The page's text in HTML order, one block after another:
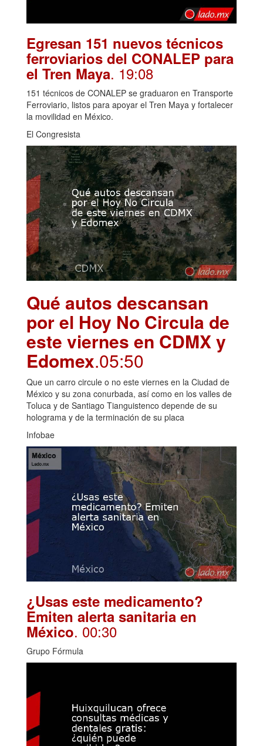
Egresan 151 nuevos técnicos
ferroviarios del CONALEP para
el Tren Maya. 19:08
151 técnicos de CONALEP se graduaron en Transporte
Ferroviario, listos para apoyar el Tren Maya y fortalecer
la movilidad en México.
El Congresista
Qué autos descansan
por el Hoy No Circula de
este viernes en CDMX y
Edomex.05:50
Que un carro circule o no este viernes en la Ciudad de
México y su zona conurbada, así como en los valles de
Toluca y de Santiago Tianguistenco depende de su
holograma y de la terminación de su placa
Infobae
¿Usas este medicamento?
Emiten alerta sanitaria en
México. 00:30
Grupo Fórmula